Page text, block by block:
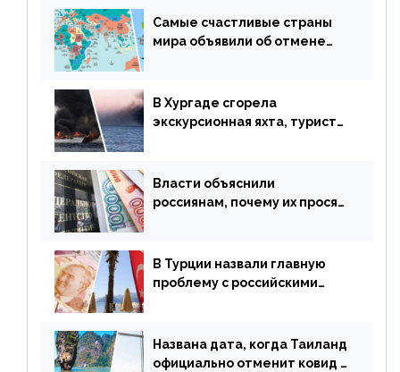
Самые счастливые страны
мира объявили об отмене
В Хургаде сгорела
экскурсионная яхта, туристы
Власти объяснили
россиянам, почему их просят
В Турции назвали главную
проблему с российскими
Названа дата, когда Таиланд
официально отменит ковид и